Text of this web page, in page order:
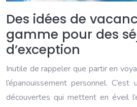
Des idées de
gamme pour des
d’exception
Inutile de rappeler que partir en
l’épanouissement personnel.
découvertes qui mettent en éveil